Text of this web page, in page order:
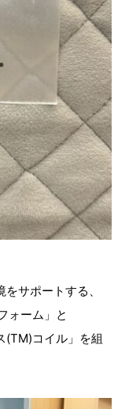
サポートする、
ォーム」と
(TM)コイル」を組